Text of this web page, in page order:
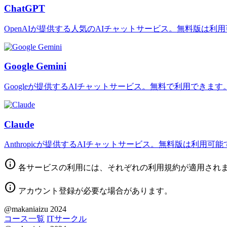
ChatGPT
OpenAIが提供する人気のAIチャットサービス。無料版は利用
Google Gemini
Googleが提供するAIチャットサービス。無料で利用できます。
Claude
Anthropicが提供するAIチャットサービス。無料版は利用可能
info 各サービスの利用には、それぞれの利用規約が適用されま
info アカウント登録が必要な場合があります。
@makaniaizu 2024
コース一覧 ITサークル